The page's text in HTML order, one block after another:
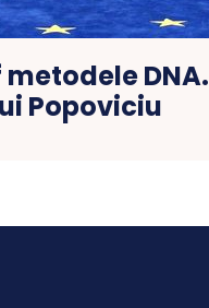
metodele DNA.
Popoviciu